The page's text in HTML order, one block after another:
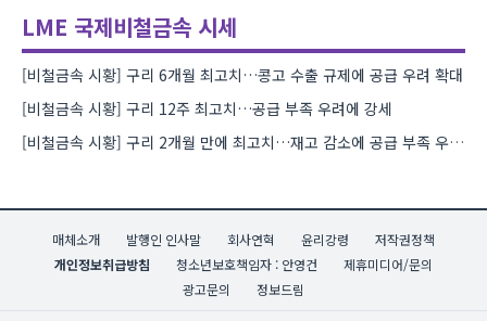
LME 국제비철금속 시세
[비철금속 시황] 구리 6개월 최고치…콩고 수출 규제에 공급 우려 확대
[비철금속 시황] 구리 12주 최고치…공급 부족 우려에 강세
[비철금속 시황] 구리 2개월 만에 최고치…재고 감소에 공급 부족 우려 확대
매체소개 발행인 인사말 회사연혁 윤리강령
저작권정책
개인정보취급방침
청소년보호책임자 : 안영건
제휴미디어/문의
광고문의
정보드림